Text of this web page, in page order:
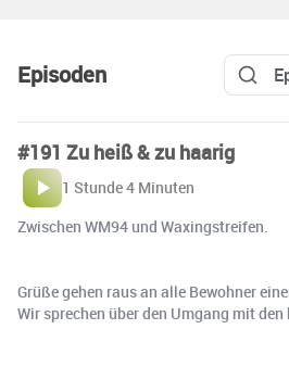
Episoden
#191 Zu heiß & zu haarig
1 Stunde 4 Minuten
Zwischen WM94 und Waxingstreifen.
Grüße gehen raus an alle Bewohner
Wir sprechen über den Umgang mit